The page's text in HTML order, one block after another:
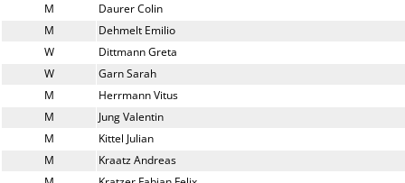
M
Daurer Colin
M
Dehmelt Emilio
W
Dittmann Greta
W
Garn Sarah
M
Herrmann Vitus
M
Jung Valentin
M
Kittel Julian
M
Kraatz Andreas